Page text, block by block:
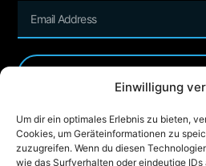
Einwilligung
Um dir ein optimales Erlebnis zu bieten,
Cookies, um Geräteinformationen zu
zuzugreifen. Wenn du diesen
wie das Surfverhalten oder eindeutige